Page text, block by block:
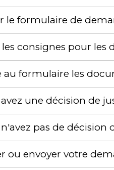
le formulaire de
les consignes pour
au formulaire les
avez une décision de
n'avez pas de
ou envoyer votre